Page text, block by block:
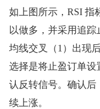
如上图所示，RSI 指
以做多，并采用追
均线交叉（1）出现
选择是将止盈订单设
认反转信号。确认后
续上涨。